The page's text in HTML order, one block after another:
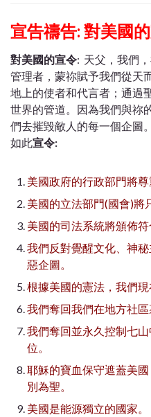
宣告禱告: 對美國
對美國的宣令: 天父，我們
管理者， 蒙祢賦予我們從天
地上的使者和代言者； 通過
世界的管道。 因為我們與祢
們去摧毀敵人的每一個企圖
如此宣令:
美國政府的行政部門將尊
美國的立法部門(國會)將
美國的司法系統將頒佈符
我們反對覺醒文化、神
惡企圖。
根據美國的憲法，我們現
我們奪回我們在地方社區
我們奪回並永久控制七山
位。
耶穌的寶血保守遮蓋美
別為聖。
美國是能源獨立的國家。